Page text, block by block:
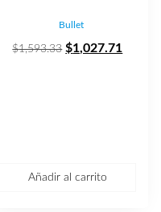
Bullet
$1,593.33 El
$1,027.71
Añadir al carrito